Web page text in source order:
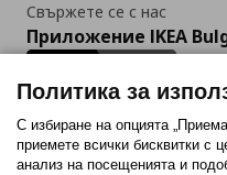
Свържете се с нас
Приложение IKEA
Последвайте ни:
Политика за
С избиране на опцията
приемете всички бисквитки с
анализ на посещенията и